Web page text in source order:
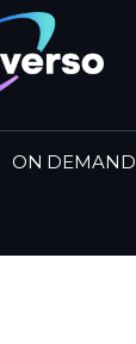
ON DEMAND